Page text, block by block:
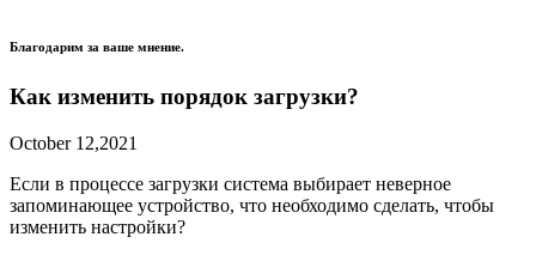
Благодарим за ваше мнение.
Как изменить порядок загрузки?
October 12,2021
Если в процессе загрузки система выбирает неверное
запоминающее устройство, что необходимо сделать, чтобы
изменить настройки?